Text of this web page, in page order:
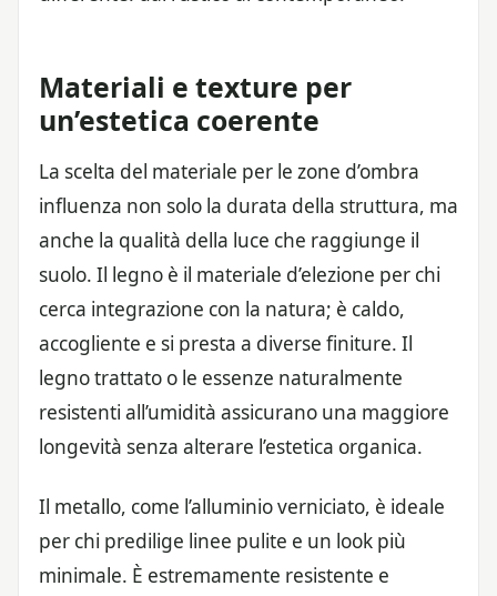
Materiali e texture per
un’estetica coerente
La scelta del materiale per le zone d’ombra
influenza non solo la durata della struttura, ma
anche la qualità della luce che raggiunge il
suolo. Il legno è il materiale d’elezione per chi
cerca integrazione con la natura; è caldo,
accogliente e si presta a diverse finiture. Il
legno trattato o le essenze naturalmente
resistenti all’umidità assicurano una maggiore
longevità senza alterare l’estetica organica.
Il metallo, come l’alluminio verniciato, è ideale
per chi predilige linee pulite e un look più
minimale. È estremamente resistente e